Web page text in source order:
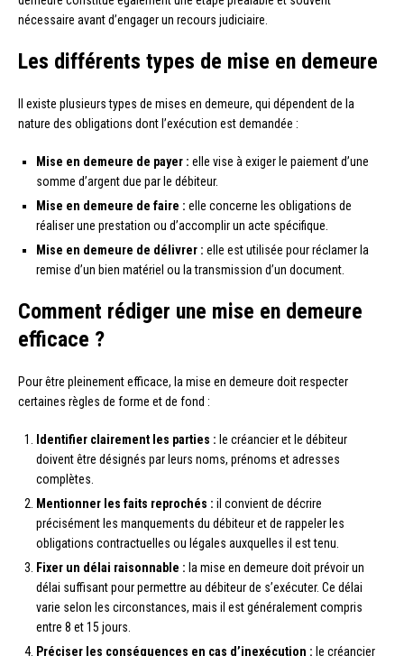
nécessaire avant d’engager un recours judiciaire.
Les différents types de mise en demeure
Il existe plusieurs types de mises en demeure, qui dépendent de la
nature des obligations dont l’exécution est demandée :
Mise en demeure de payer : elle vise à exiger le paiement d’une
somme d’argent due par le débiteur.
Mise en demeure de faire : elle concerne les obligations de
réaliser une prestation ou d’accomplir un acte spécifique.
Mise en demeure de délivrer : elle est utilisée pour réclamer la
remise d’un bien matériel ou la transmission d’un document.
Comment rédiger une mise en demeure
efficace ?
Pour être pleinement efficace, la mise en demeure doit respecter
certaines règles de forme et de fond :
Identifier clairement les parties : le créancier et le débiteur
doivent être désignés par leurs noms, prénoms et adresses
complètes.
Mentionner les faits reprochés : il convient de décrire
précisément les manquements du débiteur et de rappeler les
obligations contractuelles ou légales auxquelles il est tenu.
Fixer un délai raisonnable : la mise en demeure doit prévoir un
délai suffisant pour permettre au débiteur de s’exécuter. Ce délai
varie selon les circonstances, mais il est généralement compris
entre 8 et 15 jours.
Préciser les conséquences en cas d’inexécution : le créancier